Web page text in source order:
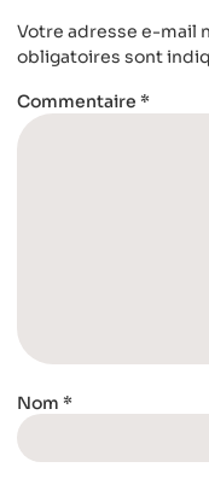
Votre adresse e-mail
obligatoires sont
Commentaire *
Nom *